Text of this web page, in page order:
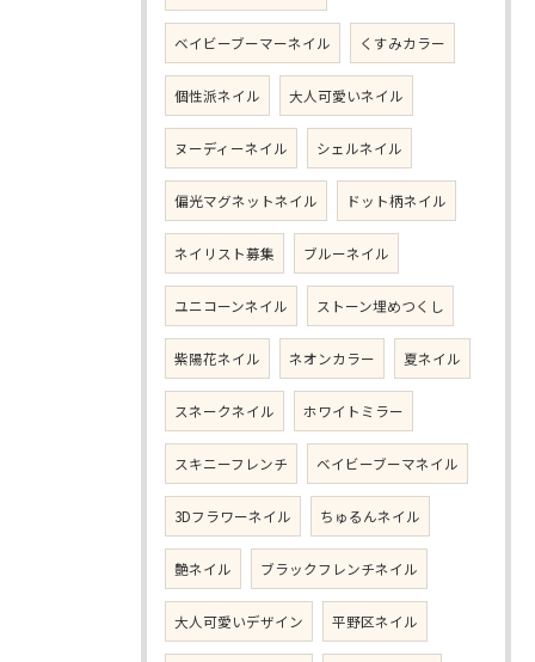
ベイビーブーマーネイル くすみカラー
個性派ネイル 大人可愛いネイル
ヌーディーネイル シェルネイル
偏光マグネットネイル ドット柄ネイル
ネイリスト募集 ブルーネイル
ユニコーンネイル ストーン埋めつくし
紫陽花ネイル ネオンカラー 夏ネイル
スネークネイル ホワイトミラー
スキニーフレンチ ベイビーブーマネイル
3Dフラワーネイル ちゅるんネイル
艶ネイル ブラックフレンチネイル
大人可愛いデザイン 平野区ネイル